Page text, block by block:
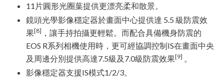
11片圓形光圈葉提供更漂亮柔和散景。
鏡頭光學影像穩定器於畫面中心提供達 5.5 級防震效
果[8] ，讓手持拍攝更輕鬆。而配合具備機身防震的
EOS R系列相機使用時，更可經協調控制IS在畫面中央
及周邊分別提供高達7.5級及7.0級防震效果[9] 。
影像穩定器支援IS模式1/2/3。